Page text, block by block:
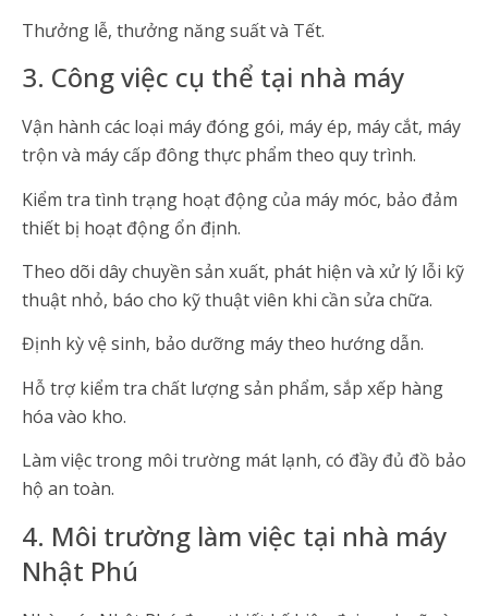
Thưởng lễ, thưởng năng suất và Tết.
3. Công việc cụ thể tại nhà máy
Vận hành các loại máy đóng gói, máy ép, máy cắt, máy
trộn và máy cấp đông thực phẩm theo quy trình.
Kiểm tra tình trạng hoạt động của máy móc, bảo đảm
thiết bị hoạt động ổn định.
Theo dõi dây chuyền sản xuất, phát hiện và xử lý lỗi kỹ
thuật nhỏ, báo cho kỹ thuật viên khi cần sửa chữa.
Định kỳ vệ sinh, bảo dưỡng máy theo hướng dẫn.
Hỗ trợ kiểm tra chất lượng sản phẩm, sắp xếp hàng
hóa vào kho.
Làm việc trong môi trường mát lạnh, có đầy đủ đồ bảo
hộ an toàn.
4. Môi trường làm việc tại nhà máy
Nhật Phú